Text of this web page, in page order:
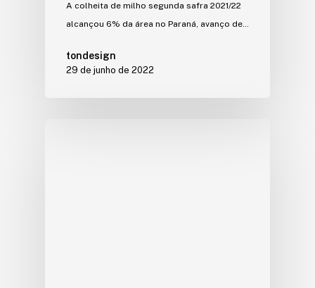
A colheita de milho segunda safra 2021/22
alcançou 6% da área no Paraná, avanço de…
tondesign
29 de junho de 2022